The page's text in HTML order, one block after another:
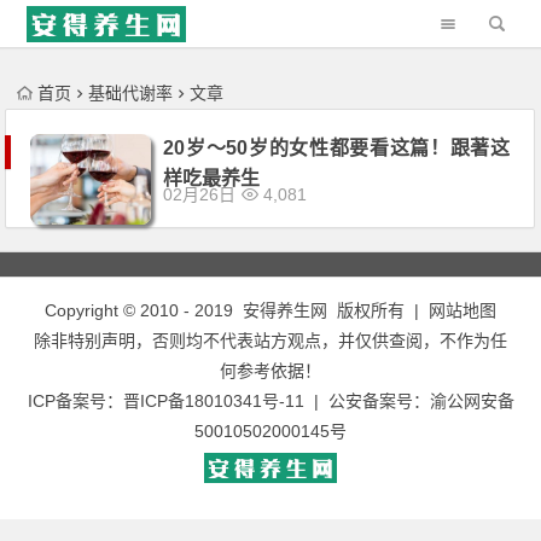
'); })();
首页 基础代谢率 文章
20岁～50岁的女性都要看这篇！跟著这
样吃最养生
02月26日 4,081
Copyright © 2010 - 2019 安得养生网 版权所有 |
网站地图
除非特别声明，否则均不代表站方观点，并仅供查阅，不作为任
何参考依据！
ICP备案号： 晋ICP备18010341号-11 | 公安备案号： 渝公网安备
50010502000145号